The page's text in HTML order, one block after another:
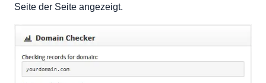
Seite der Seite angezeigt.